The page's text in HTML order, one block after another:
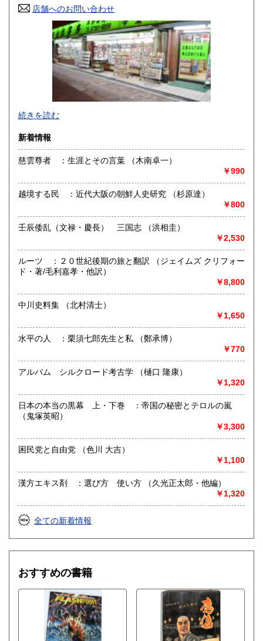
高知県 330円
330円 長崎県
330円 大分県
330円 鹿児島県
沖縄県
店舗へのお問い合わせ
適格請求書発行事業者登録番号
T６１２０００１０１８５８５
発送方法：「ヤマト・ネコポス」・「クリックポスト」
1） 梱包材を含めて厚さ2.5ｃｍまでの本は「ヤマト・ネコポ
ス」に設定をしております。
＊「ネコポス」は 宅急便扱いです。発送後1.2日で配達され
ます。
*販売価格は送料を考量して値段を付けています。
沿線名：国道479号・長居公園通り,ユニクロ向かい・北側
最寄駅：地下鉄・谷町線・喜連瓜破駅 (1番出口)上る・右へ
定休日：毎週:火曜日/第2・4日曜日
御蔵書の整理は「安心・信頼」の日之出書房へ
*書込み、痛みの無い状態の良い本となります。
日之出書房・平野喜連店は地域型古本屋として40年、お客様
地域型古本屋ですので 幅広い分野の本を「高く買取り」出
来ます。
買い取り価格は信頼を受けております。
文化にふれるものとして幅広い分野の古本を取扱っておりま
ISBNナンバーの無い本も買取りをしています。
(お問い合わせください。)
0120-0607-03
(株)日之出書房
ション1階
Email: honten@hinode-books.co.jp
電話 06(7163)1314
和本、明治期、大正期、昭和初期の古書・写真資料・
チラシ・ポスターなどの稀少資料・書画を探しております。
続きを読む
新着情報
慈雲尊者 ：生涯とその言葉 （木南卓一）
￥990
越境する民 ：近代大阪の朝鮮人史研究 （杉原達）
￥800
壬辰倭乱（文禄・慶長） 三国志 （洪相圭）
￥2,530
ルーツ ：２０世紀後期の旅と翻訳 （ジェイムズ クリフォー
ド・著/毛利嘉孝・他訳）
￥8,800
中川史料集 （北村清士）
￥1,650
水平の人 ：栗須七郎先生と私 （鄭承博）
￥770
アルバム シルクロード考古学 （樋口 隆康）
￥1,320
日本の本当の黒幕 上・下巻 ：帝国の秘密とテロルの嵐
（鬼塚英昭）
￥3,300
困民党と自由党 （色川 大吉）
￥1,100
漢方エキス剤 ：選び方 使い方 （久光正太郎・他編）
￥1,320
全ての新着情報
おすすめの書籍